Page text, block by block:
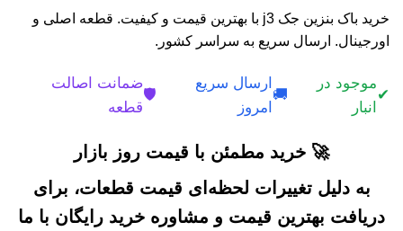
خرید باک بنزین جک j3 با بهترین قیمت و کیفیت. قطعه اصلی و
اورجینال. ارسال سریع به سراسر کشور.
✔
موجود در
انبار
🚚
ارسال سریع
امروز
🛡️
ضمانت اصالت
قطعه
🚀 خرید مطمئن با قیمت روز بازار
به دلیل تغییرات لحظه‌ای قیمت قطعات، برای
دریافت بهترین قیمت و مشاوره خرید رایگان با ما